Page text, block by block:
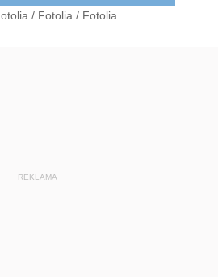
/ Fotolia / Fotolia